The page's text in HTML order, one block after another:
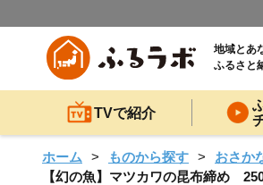
地域とあ
ふるさと
TVで紹介
ホーム ものから探す おさか
【幻の魚】マツカワの昆布締め